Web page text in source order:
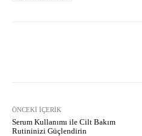
ÖNCEKI İÇERIK
Serum Kullanımı ile Cilt Bakım
Rutininizi Güçlendirin